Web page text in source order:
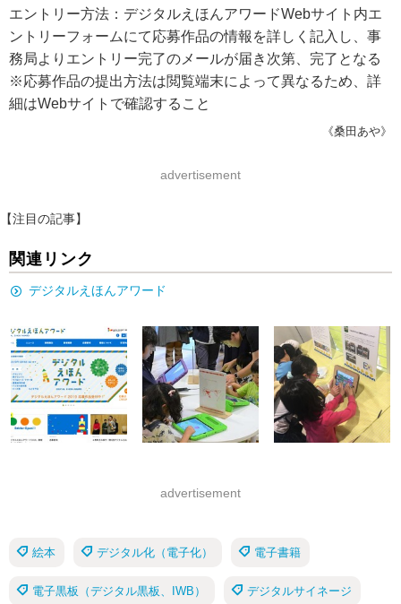
エントリー方法：デジタルえほんアワードWebサイト内エ
ントリーフォームにて応募作品の情報を詳しく記入し、事
務局よりエントリー完了のメールが届き次第、完了となる
※応募作品の提出方法は閲覧端末によって異なるため、詳
細はWebサイトで確認すること
《桑田あや》
advertisement
【注目の記事】
関連リンク
デジタルえほんアワード
advertisement
絵本 デジタル化（電子化） 電子書籍
電子黒板（デジタル黒板、IWB） デジタルサイネージ